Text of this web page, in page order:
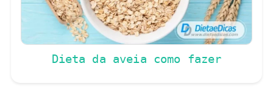
Dieta da aveia como fazer